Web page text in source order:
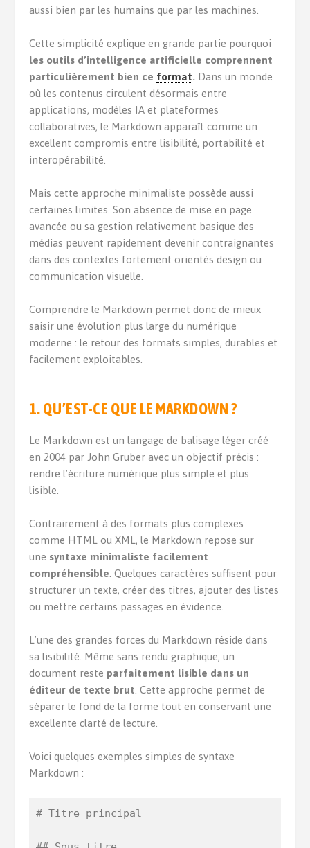
aussi bien par les humains que par les machines.
Cette simplicité explique en grande partie pourquoi
les outils d’intelligence artificielle comprennent
particulièrement bien ce format. Dans un monde
où les contenus circulent désormais entre
applications, modèles IA et plateformes
collaboratives, le Markdown apparaît comme un
excellent compromis entre lisibilité, portabilité et
interopérabilité.
Mais cette approche minimaliste possède aussi
certaines limites. Son absence de mise en page
avancée ou sa gestion relativement basique des
médias peuvent rapidement devenir contraignantes
dans des contextes fortement orientés design ou
communication visuelle.
Comprendre le Markdown permet donc de mieux
saisir une évolution plus large du numérique
moderne : le retour des formats simples, durables et
facilement exploitables.
1. QU’EST-CE QUE LE MARKDOWN ?
Le Markdown est un langage de balisage léger créé
en 2004 par John Gruber avec un objectif précis :
rendre l’écriture numérique plus simple et plus
lisible.
Contrairement à des formats plus complexes
comme HTML ou XML, le Markdown repose sur
une syntaxe minimaliste facilement
compréhensible . Quelques caractères suffisent pour
structurer un texte, créer des titres, ajouter des listes
ou mettre certains passages en évidence.
L’une des grandes forces du Markdown réside dans
sa lisibilité. Même sans rendu graphique, un
document reste parfaitement lisible dans un
éditeur de texte brut . Cette approche permet de
séparer le fond de la forme tout en conservant une
excellente clarté de lecture.
Voici quelques exemples simples de syntaxe
Markdown :
# Titre principal